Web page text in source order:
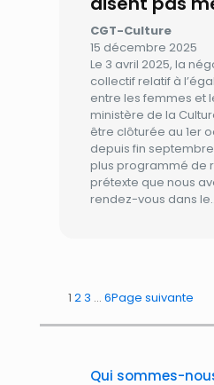
CGT-Culture
15 décembre 2025
Le 3 avril 2025, la
collectif relatif à
entre les femmes et
ministère de la
être clôturée au 1er
depuis fin
plus programmé de
prétexte que nous
rendez-vous dans
1 23 … 6Page suivante
Qui sommes-